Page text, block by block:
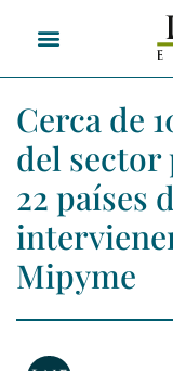
Cerca de
del sector
22 países
Mipyme